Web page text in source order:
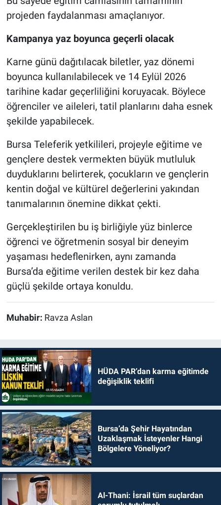
projeden faydalanması amaçlanıyor.
Kampanya yaz boyunca geçerli olacak
Karne günü dağıtılacak biletler, yaz dönemi
boyunca kullanılabilecek ve 14 Eylül 2026
tarihine kadar geçerliliğini koruyacak. Böylece
öğrenciler ve aileleri, tatil planlarını daha esnek
şekilde yapabilecek.
Bursa Teleferik yetkilileri, projeyle eğitime ve
gençlere destek vermekten büyük mutluluk
duyduklarını belirterek, çocukların ve gençlerin
kentin doğal ve kültürel değerlerini yakından
tanımalarının önemine dikkat çekti.
Gerçekleştirilen bu iş birliğiyle yüz binlerce
öğrenci ve öğretmenin sosyal bir deneyim
yaşaması hedeflenirken, aynı zamanda
Bursa’da eğitime verilen destek bir kez daha
güçlü şekilde ortaya konuldu.
Muhabir: Ravza Aslan
HÜDA PAR’dan karma eğitimde
değişiklik teklifi
Bursa’da Şehir Hayatından
Uzaklaşmak İsteyenler Hangi
Bölgelere Yöneliyor?
Al-Thani: İsrail tüm suçlardan